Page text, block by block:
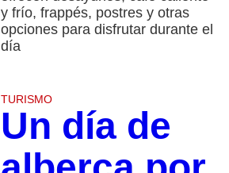
y frío, frappés, postres y otras
opciones para disfrutar durante el
día
TURISMO
Un día de